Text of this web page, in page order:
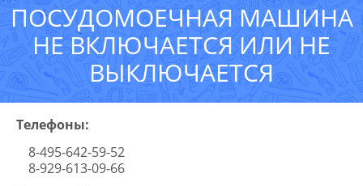
ПОСУДОМОЕЧНАЯ МАШИНА
НЕ ВКЛЮЧАЕТСЯ ИЛИ НЕ
ВЫКЛЮЧАЕТСЯ
Телефоны:
8-495-642-59-52
8-929-613-09-66